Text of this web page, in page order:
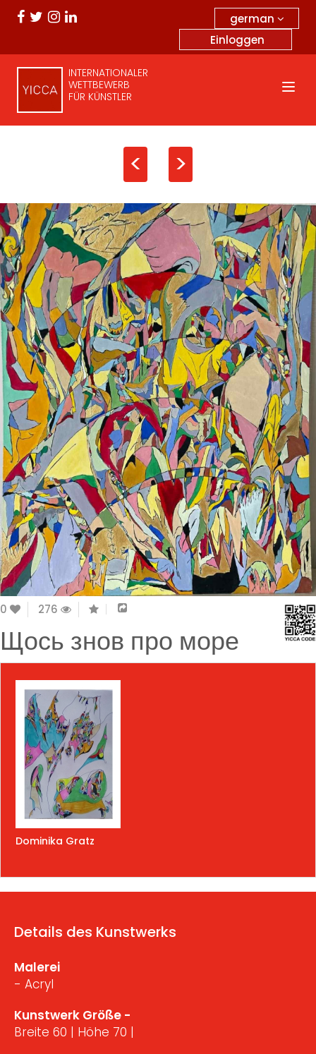
german
Einloggen
INTERNATIONALER
WETTBEWERB
FÜR KÜNSTLER
< >
0 276
Щось знов про море
Dominika Gratz
Details des Kunstwerks
Malerei
- Acryl
Kunstwerk Größe -
Breite 60 | Höhe 70 |